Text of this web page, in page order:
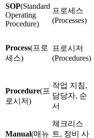
SOP(Standard
Operating
Procedure)
프로세스
(Processes)
Process(프로
세스)
프로시저
(Procedures)
Procedure(프
로시저)
작업 지침,
담당자, 순
서
Manual(매뉴
체크리스
트, 장비 사